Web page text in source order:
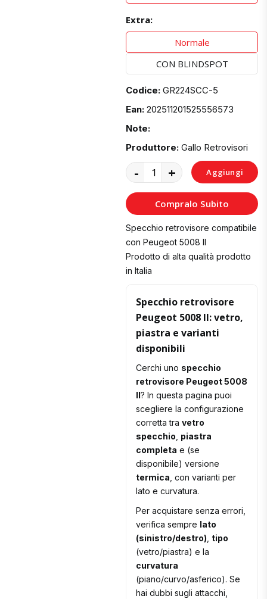
Extra:
Normale
CON BLINDSPOT
Codice: GR224SCC-5
Ean: 202511201525556573
Note:
Produttore: Gallo Retrovisori
- + Aggiungi
al
Carrello
Compralo Subito
Specchio retrovisore compatibile
con Peugeot 5008 II
Prodotto di alta qualità prodotto
in Italia
Specchio retrovisore
Peugeot 5008 II: vetro,
piastra e varianti
disponibili
Cerchi uno specchio
retrovisore Peugeot 5008
II? In questa pagina puoi
scegliere la configurazione
corretta travetro
specchio piastra
completa e (se
disponibile) versione
termica , con varianti per
lato e curvatura.
Per acquistare senza errori,
verifica sempre lato
(sinistro/destro) tipo
(vetro/piastra) e la
curvatura
(piano/curvo/asferico). Se
hai dubbi sugli attacchi,